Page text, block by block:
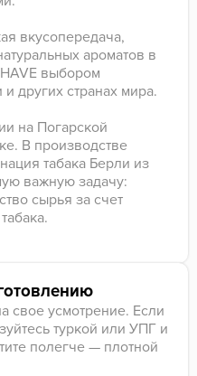
вкусопередача,
ароматов в
выбором
других странах мира.
на Погарской
В производстве
табака Берли из
важную задачу:
сырья за счет
свое усмотрение. Если
туркой или УПГ и
полегче — плотной